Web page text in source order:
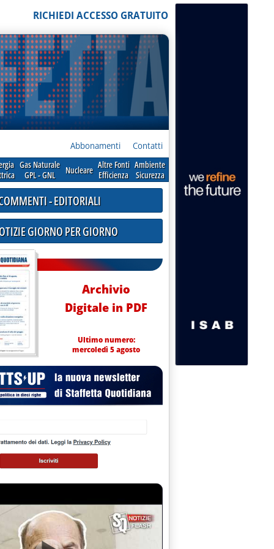
RICHIEDI ACCESSO GRATUITO
Abbonamenti Contatti
Gas Naturale
GPL - GNL
Nucleare Altre Fonti
Efficienza
Ambiente
Sicurezza
- EDITORIALI
GIORNO PER GIORNO
Archivio
Digitale in PDF
Ultimo numero:
mercoledì 5 agosto